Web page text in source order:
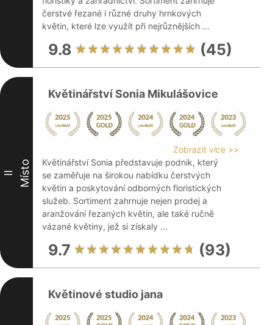
čerstvé řezané i různé druhy hrnkových
květin, které lze využít při nejrůznějších ...
9.8 (45)
II Místo
Květinářství Sonia Mikulášovice
Zobrazit více >>
Květinářství Sonia představuje podnik, který
se zaměřuje na širokou nabídku čerstvých
květin a poskytování odborných floristických
služeb. Sortiment zahrnuje nejen prodej a
aranžování řezaných květin, ale také ručně
vázané květiny, jež si získaly ...
9.7 (93)
Květinové studio jana